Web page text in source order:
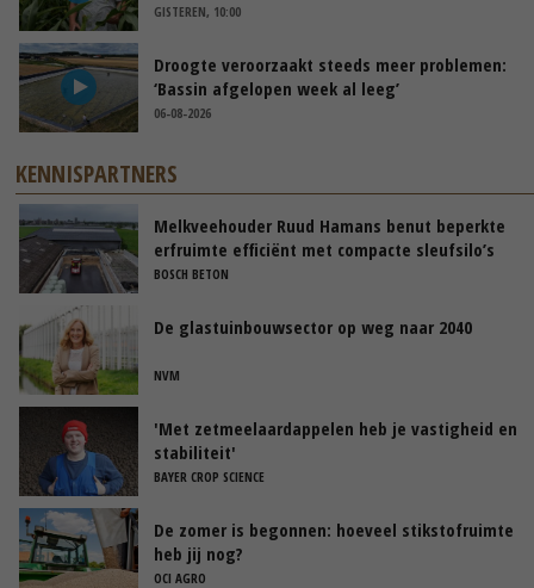
GISTEREN, 10:00
Droogte veroorzaakt steeds meer problemen:
‘Bassin afgelopen week al leeg’
06-08-2026
KENNISPARTNERS
Melkveehouder Ruud Hamans benut beperkte
erfruimte efficiënt met compacte sleufsilo’s
BOSCH BETON
De glastuinbouwsector op weg naar 2040
NVM
'Met zetmeelaardappelen heb je vastigheid en
stabiliteit'
BAYER CROP SCIENCE
De zomer is begonnen: hoeveel stikstofruimte
heb jij nog?
OCI AGRO